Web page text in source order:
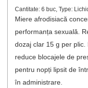
Cantitate: 6 buc, Type:
Miere afrodisiacă
performanța sexuală.
dozaj clar 15 g per plic.
reduce blocajele de
pentru nopți lipsit de
în administrare.